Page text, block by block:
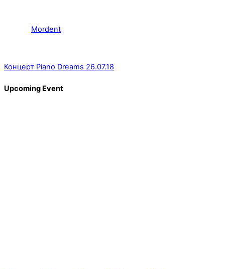
Mordent
Концерт Piano Dreams 26.07.18
Upcoming Event